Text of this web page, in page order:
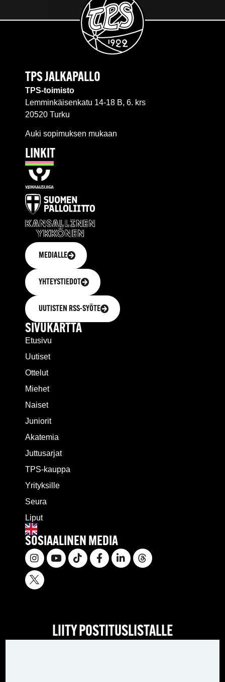
TPS JALKAPALLO
TPS-toimisto
Lemminkäisenkatu 14-18 B, 6. krs
20520 Turku
Auki sopimuksen mukaan
LINKIT
MEDIALLE
YHTEYSTIEDOT
UUTISTEN RSS-SYÖTE
SIVUKARTTA
Etusivu
Uutiset
Ottelut
Miehet
Naiset
Juniorit
Akatemia
Juttusarjat
TPS-kauppa
Yrityksille
Seura
Liput
SOSIAALINEN MEDIA
LIITY POSTITUSLISTALLE